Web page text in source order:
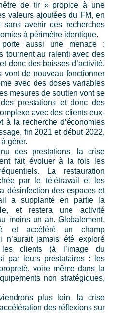
de tir » propice à une
valeurs ajoutées du FM, en
avenir des recherches
à périmètre identique.
aussi une menace :
tournent au ralenti avec des
donc des baisses d’activité.
vont de nouveau fonctionner
avec des doses variables
mesures de soutien vont se
prestations et donc des
avec des clients eux-
à la recherche d’économies
fin 2021 et début 2022,
gérer.
des prestations, la crise
fait évoluer à la fois les
La restauration
par le télétravail et les
désinfection des espaces et
a supplanté en partie la
et restera une activité
moins un an. Globalement,
et accéléré un champ
n’aurait jamais été exploré
les clients (à l’image du
par leurs prestataires : les
voire même dans la
non stratégiques,
plus loin, la crise
des réflexions sur